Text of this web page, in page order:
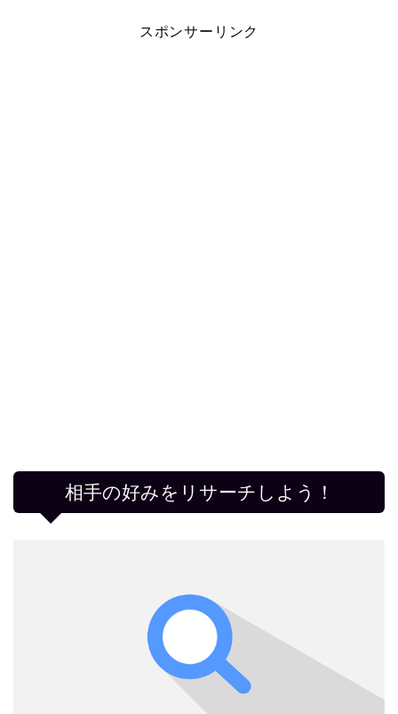
スポンサーリンク
相手の好みをリサーチしよう！